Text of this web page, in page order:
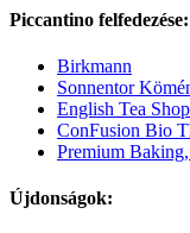
Piccantino felfedezése:
Birkmann
Sonnentor
English Tea
ConFusion Bio
Premium
Újdonságok: